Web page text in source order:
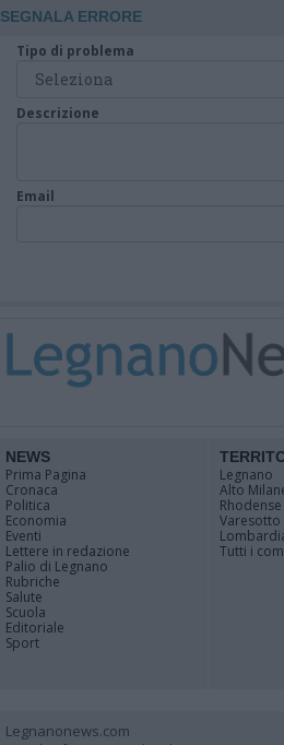
SEGNALA ERRORE
Tipo di problema
Descrizione
Email
NEWS
Prima Pagina
Cronaca
Politica
Economia
Eventi
Lettere in redazione
Palio di Legnano
Rubriche
Salute
Scuola
Editoriale
Sport
Legnano
Alto
Rhodense
Varesotto
Tutti i
Legnanonews.com